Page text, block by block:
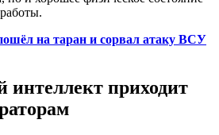
на таран и сорвал атаку ВСУ
интеллект приходит